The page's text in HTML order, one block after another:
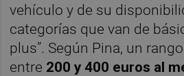
vehículo y de su
categorías que van de
plus”. Según Pina, un
entre 200 y 400 euros al